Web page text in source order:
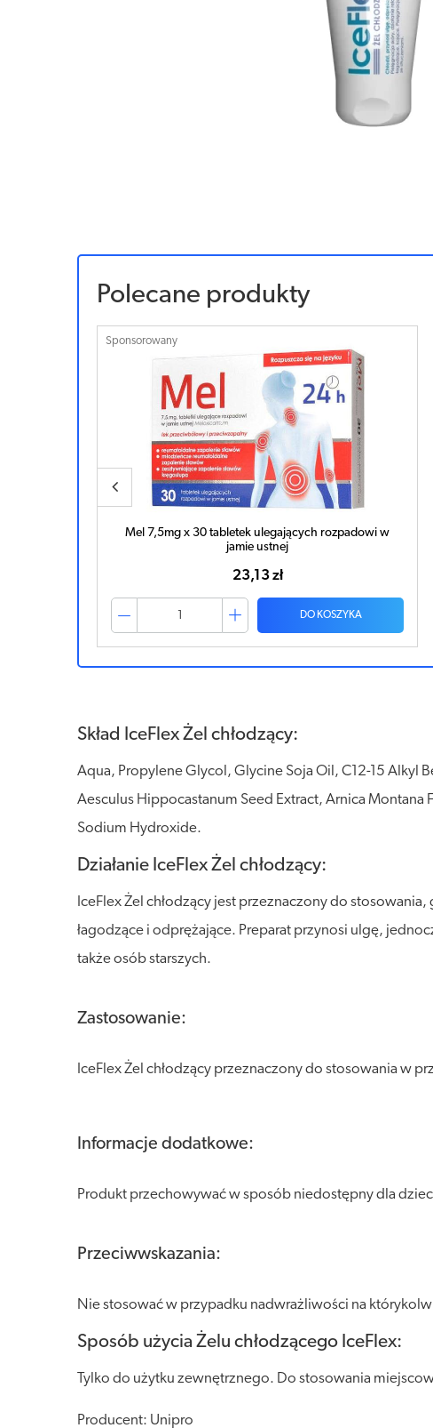
Polecane produkty
Sponsorowany
Mel Max Actigel żel 20 mg/g 100g
31,37 zł
DO KOSZYKA
Skład IceFlex Żel chłodzący:
Aqua, Propylene Glycol, Glycine Soja Oil, C12-15 Alkyl
Aesculus Hippocastanum Seed Extract, Arnica
Sodium Hydroxide.
Działanie IceFlex Żel chłodzący:
IceFlex Żel chłodzący jest przeznaczony do
łagodzące i odprężające. Preparat przynosi ulgę,
także osób starszych.
Zastosowanie:
IceFlex Żel chłodzący przeznaczony do stosowania w
Informacje dodatkowe:
Produkt przechowywać w sposób niedostępny dla
Przeciwwskazania:
Nie stosować w przypadku nadwrażliwości na
Sposób użycia Żelu chłodzącego IceFlex:
Tylko do użytku zewnętrznego. Do stosowania
Producent: Unipro